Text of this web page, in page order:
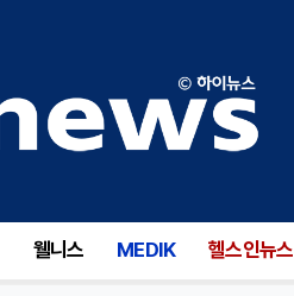
웰니스 MEDIK 헬스인뉴스